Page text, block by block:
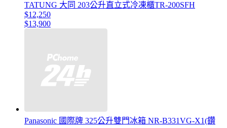
TATUNG 大同 203公升直立式冷凍櫃TR-200SFH
$12,250
$13,900
Panasonic 國際牌 325公升雙門冰箱 NR-B331VG-X1(鑽